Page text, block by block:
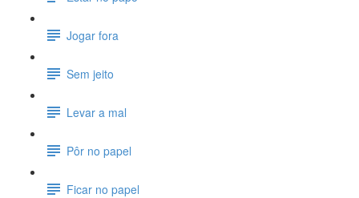
Jogar fora
Sem jeito
Levar a mal
Pôr no papel
Ficar no papel